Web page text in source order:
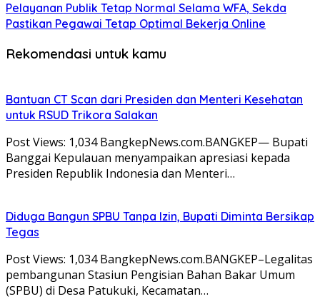
Pelayanan Publik Tetap Normal Selama WFA, Sekda
Pastikan Pegawai Tetap Optimal Bekerja Online
Rekomendasi untuk kamu
Bantuan CT Scan dari Presiden dan Menteri Kesehatan
untuk RSUD Trikora Salakan
Post Views: 1,034 BangkepNews.com.BANGKEP— Bupati
Banggai Kepulauan menyampaikan apresiasi kepada
Presiden Republik Indonesia dan Menteri…
Diduga Bangun SPBU Tanpa Izin, Bupati Diminta Bersikap
Tegas
Post Views: 1,034 BangkepNews.com.BANGKEP–Legalitas
pembangunan Stasiun Pengisian Bahan Bakar Umum
(SPBU) di Desa Patukuki, Kecamatan…